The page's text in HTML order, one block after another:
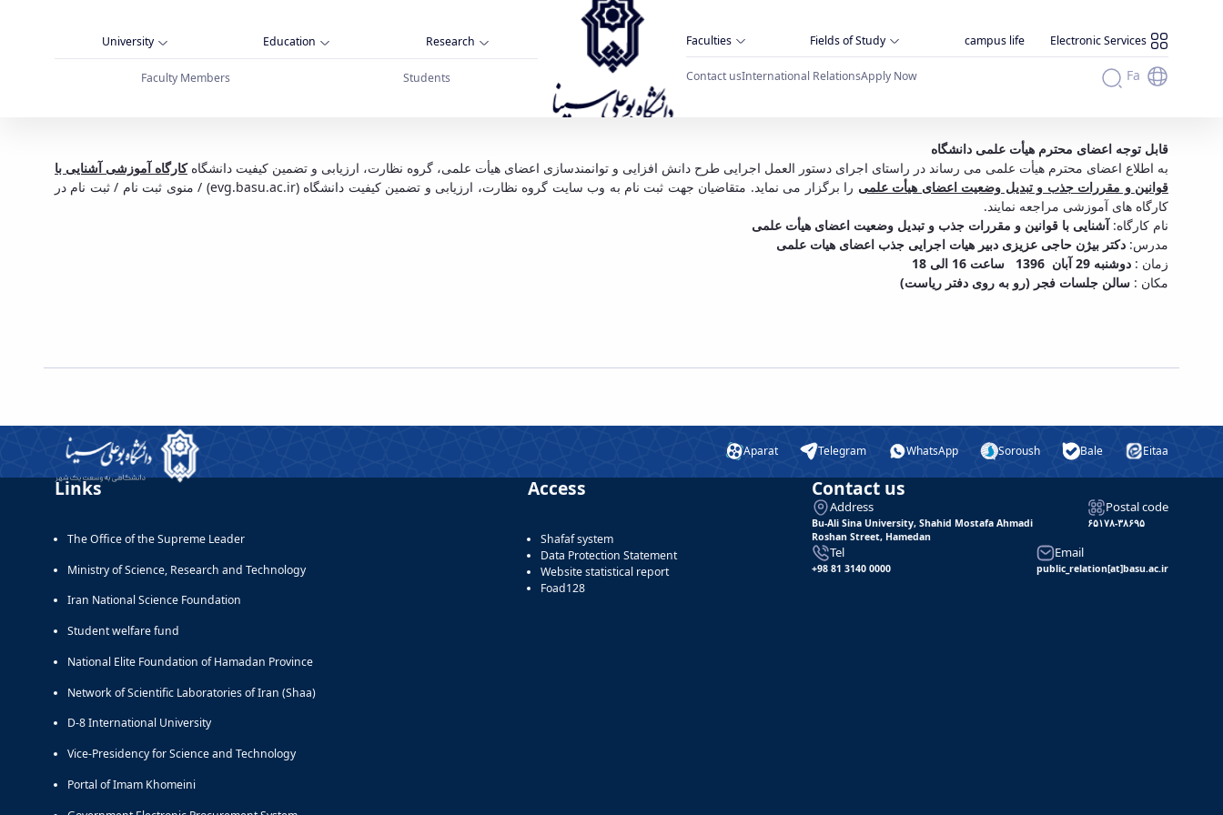
University Education Research
Faculty Members Students
Faculties Fields of Study campus life Electronic Services
Contact usInternational RelationsApply Now Fa
کارگاه آموزشی آشنایی با قوانین و مقررات جذب و تبدیل وضعیت اعضای هیأت علمی - دانشگاه بوعلی سینا همدانقابل توجه اعضای محترم هیأت علمی دانشگاه
به اطلاع اعضای محترم هیأت علمی می رساند در راستای اجرای دستور العمل اجرایی طرح دانش افزایی و توانمندسازی اعضای هیأت علمی، گروه نظارت، ارزیابی و تضمین کیفیت دانشگاهکارگاه آموزشی آشنایی با
قوانین و مقررات جذب و تبدیل وضعیت اعضای هیأت علمی را برگزار می نماید. متقاضیان جهت ثبت نام به وب سایت گروه نظارت، ارزیابی و تضمین کیفیت دانشگاه (evg.basu.ac.ir) / منوی ثبت نام / ثبت نام در
کارگاه های آموزشی مراجعه نمایند.
نام کارگاه:آشنایی با قوانین و مقررات جذب و تبدیل وضعیت اعضای هیأت علمی
مدرس: دکتر بیژن حاجی عزیزی دبیر هیات اجرایی جذب اعضای هیات علمی
زمان : دوشنبه 29 آبان 1396 ساعت 16 الی 18
مکان : سالن جلسات فجر (رو به روی دفتر ریاست)
Aparat Telegram WhatsApp Soroush Bale Eitaa
Links
The Office of the Supreme Leader
Ministry of Science, Research and Technology
Iran National Science Foundation
Student welfare fund
National Elite Foundation of Hamadan Province
Network of Scientific Laboratories of Iran (Shaa)
D-8 International University
Vice-Presidency for Science and Technology
Portal of Imam Khomeini
Access
Shafaf system
Data Protection Statement
Website statistical report
Foad128
Contact us
Address
Bu-Ali Sina University, Shahid Mostafa Ahmadi
Roshan Street, Hamedan
Postal code
۶۵۱۷۸-۳۸۶۹۵
Tel
+98 81 3140 0000
Email
public_relation[at]basu.ac.ir